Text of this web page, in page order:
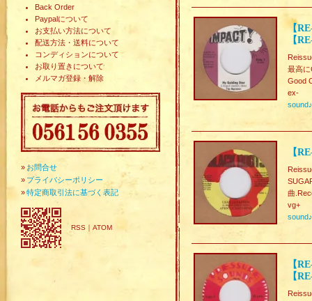
Back Order
Paypalについて
お支払い方法について
配送方法・送料について
コンディションについて
お取り置きについて
メルマガ登録・解除
» お問合せ
» プライバシーポリシー
»特定商取引法に基づく表記
RSS ｜ ATOM
【
【
最高に
Good
ex-
sound♪
【
曲
vg+
sound♪
【
【